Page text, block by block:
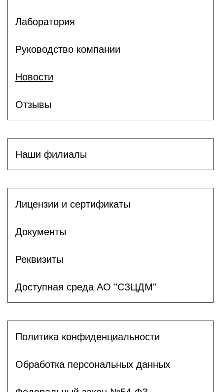
Лаборатория
Руководство компании
Новости
Отзывы
Наши филиалы
Лицензии и сертификаты
Документы
Реквизиты
Доступная среда АО "СЗЦДМ"
Политика конфиденциальности
Обработка персональных данных